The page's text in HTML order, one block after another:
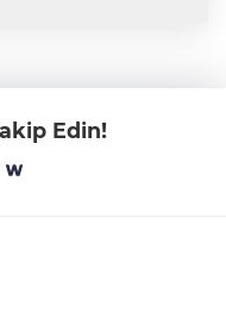
Edin!